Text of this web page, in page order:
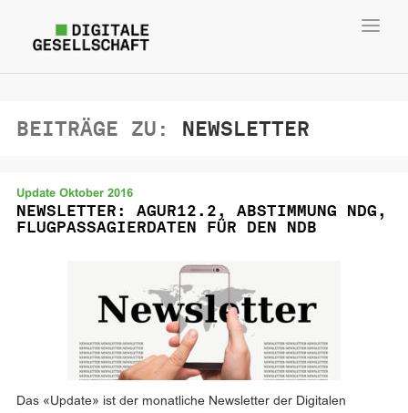
BEITRÄGE ZU: NEWSLETTER
Update Oktober 2016
NEWSLETTER: AGUR12.2, ABSTIMMUNG NDG,
FLUGPASSAGIERDATEN FÜR DEN NDB
Das «Update» ist der monatliche Newsletter der Digitalen